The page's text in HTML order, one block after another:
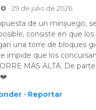
· 29 de julio de 2026
de un minijuego,
consiste en que los
una torre de bloques
impide que los
MÁS ALTA. De
· Reportar